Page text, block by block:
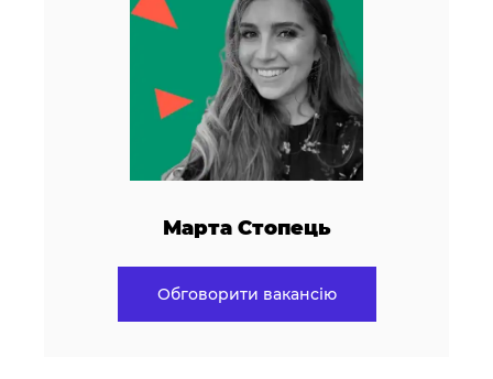
Марта Стопець
Обговорити вакансію